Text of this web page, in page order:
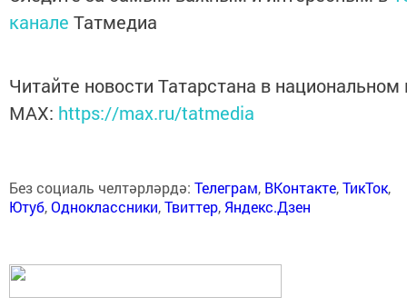
канале Татмедиа
Читайте новости Татарстана в
MАХ: https://max.ru/tatmedia
Без социаль челтәрләрдә: Телеграм, ВКонтакте,ТикТок,
Ютуб,Одноклассники,Твиттер, Яндекс.Дзен